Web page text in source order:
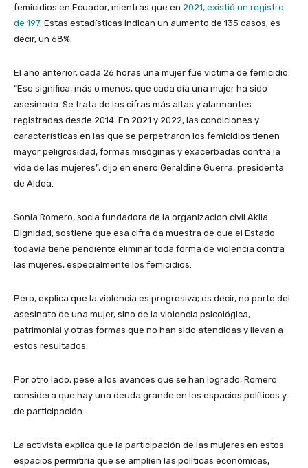
femicidios en Ecuador, mientras que en 2021, existió un registro
de 197. Estas estadísticas indican un aumento de 135 casos, es
decir, un 68%.
El año anterior, cada 26 horas una mujer fue víctima de femicidio.
“Eso significa, más o menos, que cada día una mujer ha sido
asesinada. Se trata de las cifras más altas y alarmantes
registradas desde 2014. En 2021 y 2022, las condiciones y
características en las que se perpetraron los femicidios tienen
mayor peligrosidad, formas misóginas y exacerbadas contra la
vida de las mujeres”, dijo en enero Geraldine Guerra, presidenta
de Aldea.
Sonia Romero, socia fundadora de la organizacion civil Akila
Dignidad, sostiene que esa cifra da muestra de que el Estado
todavía tiene pendiente eliminar toda forma de violencia contra
las mujeres, especialmente los femicidios.
Pero, explica que la violencia es progresiva; es decir, no parte del
asesinato de una mujer, sino de la violencia psicológica,
patrimonial y otras formas que no han sido atendidas y llevan a
estos resultados.
Por otro lado, pese a los avances que se han logrado, Romero
considera que hay una deuda grande en los espacios políticos y
de participación.
La activista explica que la participación de las mujeres en estos
espacios permitiría que se amplíen las políticas económicas,